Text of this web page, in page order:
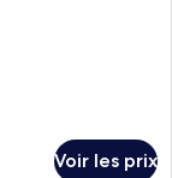
Voir les prix